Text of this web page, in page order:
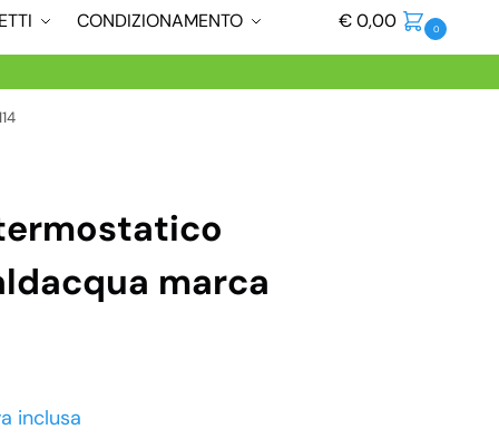
CONDIZIONAMENTO €0,00 0
marca
inclusa